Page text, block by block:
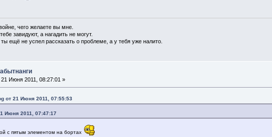
чего желаете вы мне.
завидуют, а нагадить не могут.
ещё не успел рассказать о проблеме, а у тебя уже налито.
21 Июня 2011, 08:27:01 »
от 21 Июня 2011, 07:55:53
Июня 2011, 07:47:17
с пятым элементом на бортах